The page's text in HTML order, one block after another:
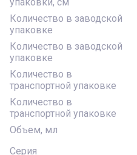
Количество в заводской
упаковке
Количество в заводской
упаковке
Количество в
транспортной упаковке
Количество в
транспортной упаковке
Объем, мл
Серия